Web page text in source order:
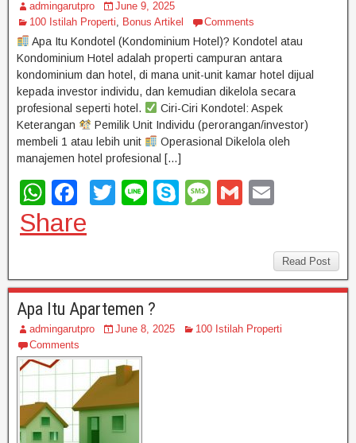
admingarutpro
June 9, 2025
100 Istilah Properti, Bonus Artikel Comments
Apa Itu Kondotel (Kondominium Hotel)? Kondotel atau
Kondominium Hotel adalah properti campuran antara
kondominium dan hotel, di mana unit-unit kamar hotel dijual
kepada investor individu, dan kemudian dikelola secara
profesional seperti hotel.
Ciri-Ciri Kondotel: Aspek
Keterangan
Pemilik Unit Individu (perorangan/investor)
membeli 1 atau lebih unit
Operasional Dikelola oleh
manajemen hotel profesional […]
W
h
at
A
p
p
a
c
b
o
o
k
T
Li
S
M
g
e
G
Share
Read Post
Apa Itu Apartemen ?
admingarutpro June 8, 2025
100 Istilah Properti
Comments